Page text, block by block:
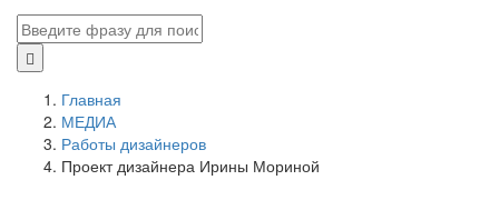
Главная
МЕДИА
Работы дизайнеров
Проект дизайнера Ирины Мориной